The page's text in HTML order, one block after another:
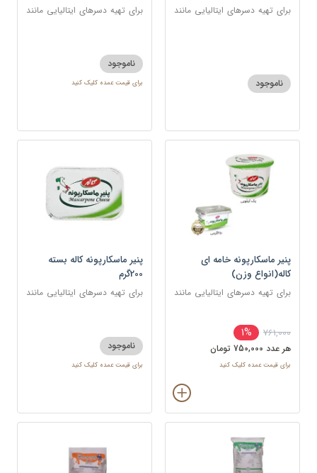
برای تهیه دسرهای ایتالیایی مانند
ناموجود
برای تهیه دسرهای ایتالیایی مانند
ناموجود
برای قیمت عمده کلیک کنید
پنیر ماسکارپونه خامه ای
کاله(انواع وزن)
برای تهیه دسرهای ایتالیایی مانند
761,000
1%
هر عدد 750,000 تومان
برای قیمت عمده کلیک کنید
پنیر ماسکارپونه کاله بسته
200گرم
برای تهیه دسرهای ایتالیایی مانند
ناموجود
برای قیمت عمده کلیک کنید